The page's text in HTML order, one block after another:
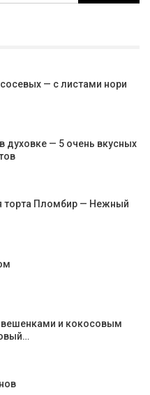
— с листами нори
духовке — 5 очень вкусных
торта Пломбир — Нежный
вешенками и кокосовым